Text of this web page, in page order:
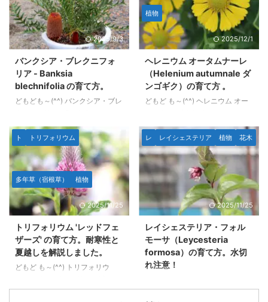
は限られ、 さらにゲラニウム 'ジ
ョンソンズブルー'のような「人
気の青系」の花のゲラニウムは皆
無なのでは？と思っていましたが
ます。 ３年くらい育てたのでだ
いたいどのような性質かわかりま
した。 本文のデータや写真等は
すべて筆者自身の観察によるもの
ん。 ...
がかった赤花と上に向かって１つ
花茎が伸びる姿が特徴的です。
種まきして１年半ほど育ててみ
て、だいたいわかったのでまとめ
はすべて筆者自身の観察によるも
のです。AI生成は使用していませ
ん。 画像とデータ 学名：
Ipomopsis rubra 別名：スタンデ
シノブ科 ...
2025/9/3
バンクシア・ブレクニフォ
リア - Banksia
blechnifolia の育て方。
どもども～(^^) バンクシア・ブレ
blechnifolia）は、オーストラリ
ア南西部に分布する匍匐性のバン
クシアです。 低木で横に広がる
形状をしており、地面に沿うよう
に生育します。 バンクシア特有
の花姿とヒトツバのように地面か
ら立ち上がっているように見える
樹形が魅力で、植物好きの間で少
です。 場合によっては「土の中
から生えて来ている」ように見え
る花の咲き方も独特です。 夏に
雨が少なく湿度がほとんどない、
気候の地域に ...
植物
2025/12/1
ヘレニウム オータムナーレ
（Helenium autumnale ダ
ンゴギク）の育て方 。
どもど も～(^^) ヘレニウム オー
autumnale)は、秋を彩る北アメ
リカ原産の多年草で、鮮やかな花
色が特徴的です。 一般的には
「ヘレニウム」や「ダンゴギク」
の名前でも知られています。 こ
の植物は、原種は黄色、園芸種に
はオレンジ、赤、絞りなどといっ
た暖色系の花を咲かせ、咲き方も
ノがあります。 開花期は夏から
秋にかけてで、花の少ない８月で
もバンバン咲くため彩の少ない時
期に威力を発揮してくれる希少な
日 ...
ト トリフォリウム
多年草（宿根草） 植物
2025/11/25
トリフォリウム 'レッドフェ
ザーズ' の育て方。耐寒性と
夏越しを解説しました。
どもど も～(^^) トリフォリウ
ズ'（Trifolium rubens 'Red
レ レイシェステリア 植物 花木
2025/11/25
レイシェステリア・フォル
モーサ（Leycesteria
formosa）の育て方。水切
れ注意！
ア・フォルモーサ（Leycesteria